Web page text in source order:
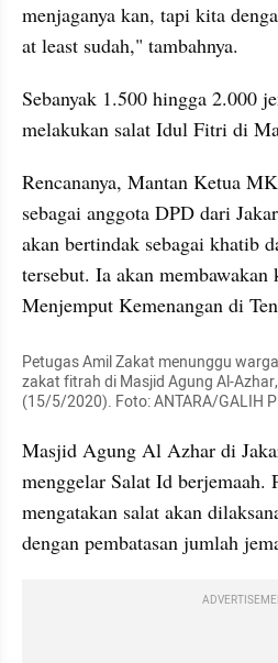
menjaganya kan, tapi kita
at least sudah," tambahnya.
Sebanyak 1.500 hingga 2.000
melakukan salat Idul Fitri di
Rencananya, Mantan Ketua
sebagai anggota DPD dari
akan bertindak sebagai khatib
tersebut. Ia akan
Menjemput Kemenangan di
Petugas Amil Zakat menunggu
zakat fitrah di Masjid Agung Al-
(15/5/2020). Foto: ANTARA/GALIH
Masjid Agung Al Azhar di
menggelar Salat Id berjemaah.
mengatakan salat akan
dengan pembatasan jumlah